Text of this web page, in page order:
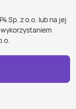
Sp. z o.o. lub na jej